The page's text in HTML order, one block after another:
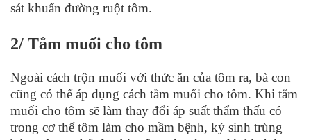
sát khuẩn đường ruột tôm.
2/ Tắm muối cho tôm
Ngoài cách trộn muối với thức ăn của tôm ra, bà con
cũng có thể áp dụng cách tắm muối cho tôm. Khi tắm
muối cho tôm sẽ làm thay đổi áp suất thẩm thấu có
trong cơ thể tôm làm cho mầm bệnh, ký sinh trùng